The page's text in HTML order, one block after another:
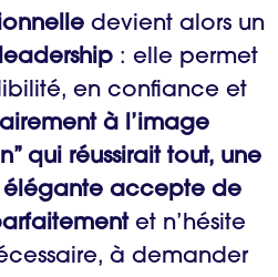
devient alors un
: elle permet
en confiance et
à l’image
qui réussirait tout, une
élégante accepte de
et n’hésite
à demander